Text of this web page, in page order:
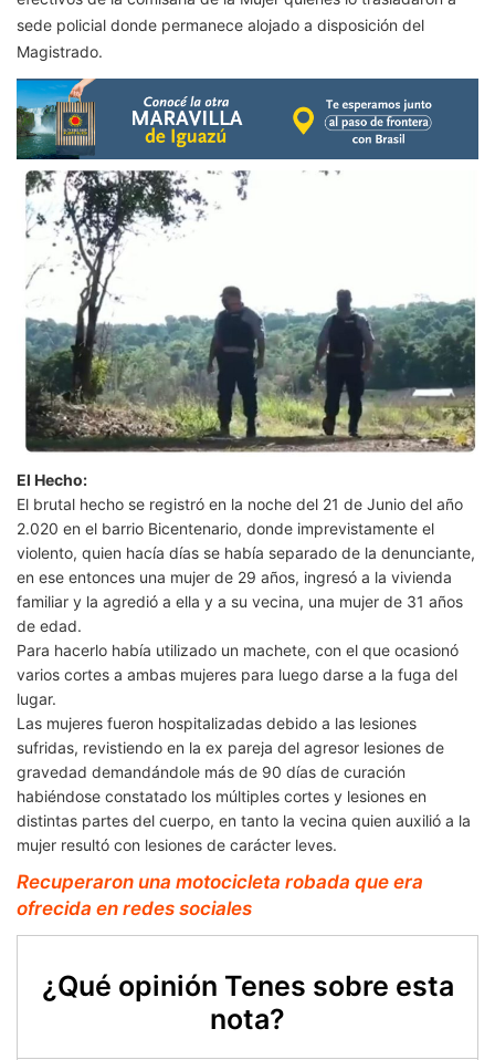
sede policial donde permanece alojado a disposición del
Magistrado.
El Hecho:
El brutal hecho se registró en la noche del 21 de Junio del año
2.020 en el barrio Bicentenario, donde imprevistamente el
violento, quien hacía días se había separado de la denunciante,
en ese entonces una mujer de 29 años, ingresó a la vivienda
familiar y la agredió a ella y a su vecina, una mujer de 31 años
de edad.
Para hacerlo había utilizado un machete, con el que ocasionó
varios cortes a ambas mujeres para luego darse a la fuga del
lugar.
Las mujeres fueron hospitalizadas debido a las lesiones
sufridas, revistiendo en la ex pareja del agresor lesiones de
gravedad demandándole más de 90 días de curación
habiéndose constatado los múltiples cortes y lesiones en
distintas partes del cuerpo, en tanto la vecina quien auxilió a la
mujer resultó con lesiones de carácter leves.
Recuperaron una motocicleta robada que era
ofrecida en redes sociales
¿Qué opinión Tenes sobre esta
nota?